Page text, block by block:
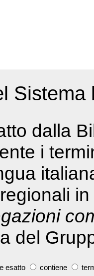
dalla
i
del
esatto contiene